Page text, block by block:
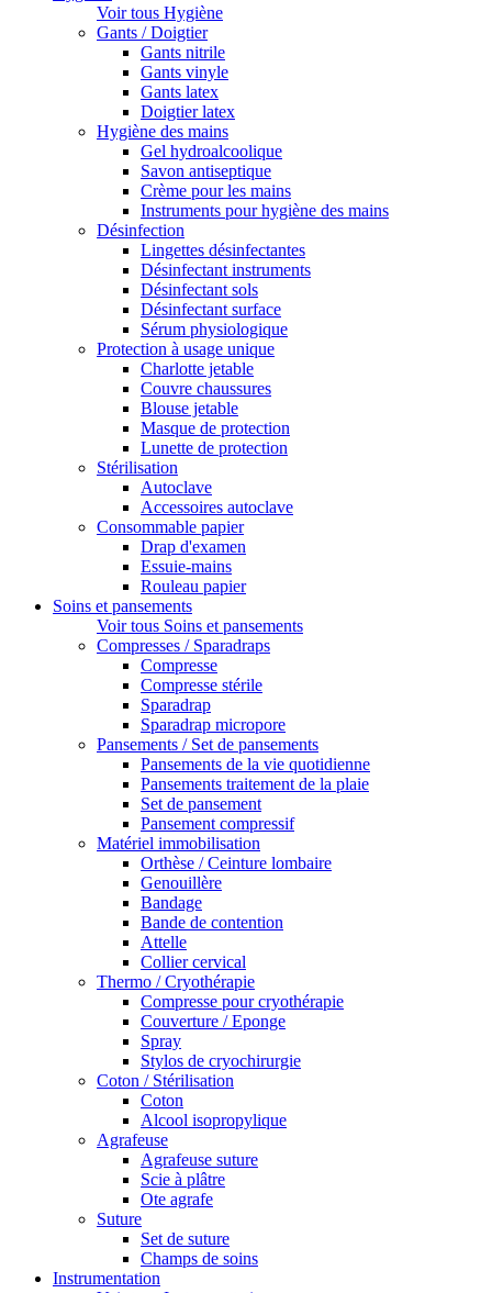
Voir tous Hygiène
Gants / Doigtier
Gants nitrile
Gants vinyle
Gants latex
Doigtier latex
Hygiène des mains
Gel hydroalcoolique
Savon antiseptique
Crème pour les mains
Instruments pour hygiène des mains
Désinfection
Lingettes désinfectantes
Désinfectant instruments
Désinfectant sols
Désinfectant surface
Sérum physiologique
Protection à usage unique
Charlotte jetable
Couvre chaussures
Blouse jetable
Masque de protection
Lunette de protection
Stérilisation
Autoclave
Accessoires autoclave
Consommable papier
Drap d'examen
Essuie-mains
Rouleau papier
Soins et pansements
Voir tous Soins et pansements
Compresses / Sparadraps
Compresse
Compresse stérile
Sparadrap
Sparadrap micropore
Pansements / Set de pansements
Pansements de la vie quotidienne
Pansements traitement de la plaie
Set de pansement
Pansement compressif
Matériel immobilisation
Orthèse / Ceinture lombaire
Genouillère
Bandage
Bande de contention
Attelle
Collier cervical
Thermo / Cryothérapie
Compresse pour cryothérapie
Couverture / Eponge
Spray
Stylos de cryochirurgie
Coton / Stérilisation
Coton
Alcool isopropylique
Agrafeuse
Agrafeuse suture
Scie à plâtre
Ote agrafe
Suture
Set de suture
Champs de soins
Instrumentation